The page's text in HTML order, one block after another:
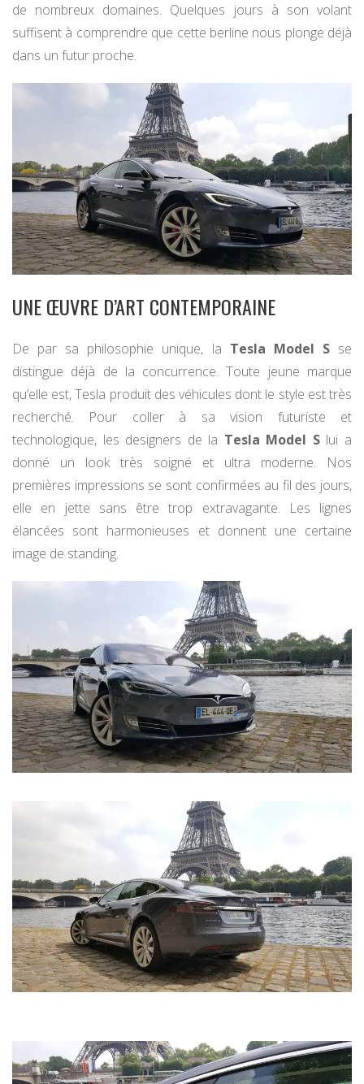
de nombreux domaines. Quelques jours à son volant
suffisent à comprendre que cette berline nous plonge déjà
dans un futur proche.
UNE ŒUVRE D’ART CONTEMPORAINE
De par sa philosophie unique, la Tesla Model Sse
distingue déjà de la concurrence. Toute jeune marque
qu’elle est, Tesla produit des véhicules dont le style est très
recherché. Pour coller à sa vision futuriste et
technologique, les designers de la Tesla Model Slui a
donné un look très soigné et ultra moderne. Nos
premières impressions se sont confirmées au fil des jours,
elle en jette sans être trop extravagante. Les lignes
élancées sont harmonieuses et donnent une certaine
image de standing.